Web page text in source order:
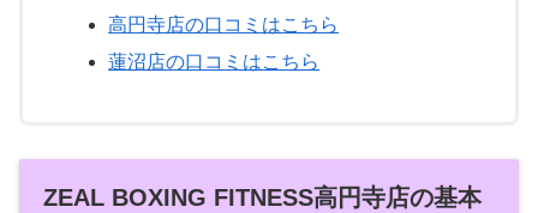
高円寺店の口コミはこちら
蓮沼店の口コミはこちら
ZEAL BOXING FITNESS高円寺店の基本